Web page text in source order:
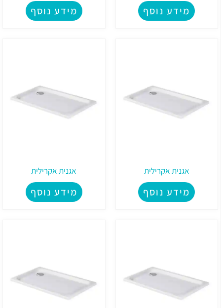
מידע נוסף מידע נוסף
אגנית אקרילית
מידע נוסף
אגנית אקרילית
מידע נוסף